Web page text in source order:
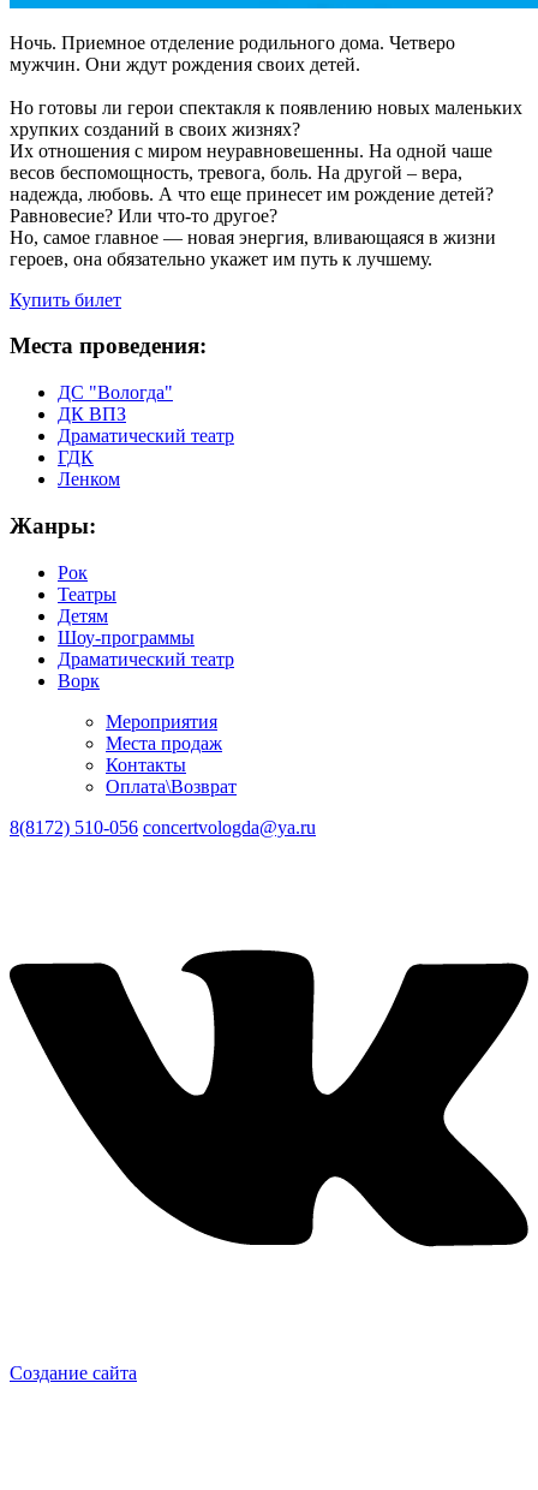
Ночь. Приемное отделение родильного дома. Четверо
мужчин. Они ждут рождения своих детей.
Но готовы ли герои спектакля к появлению новых маленьких
хрупких созданий в своих жизнях?
Их отношения с миром неуравновешенны. На одной чаше
весов беспомощность, тревога, боль. На другой – вера,
надежда, любовь. А что еще принесет им рождение детей?
Равновесие? Или что-то другое?
Но, самое главное — новая энергия, вливающаяся в жизни
героев, она обязательно укажет им путь к лучшему.
Купить билет
Места проведения:
ДС "Вологда"
ДК ВПЗ
Драматический театр
ГДК
Ленком
Жанры:
Рок
Театры
Детям
Шоу-программы
Драматический театр
Ворк
Мероприятия
Места продаж
Контакты
Оплата\Возврат
8(8172) 510-056 concertvologda@ya.ru
Создание сайта